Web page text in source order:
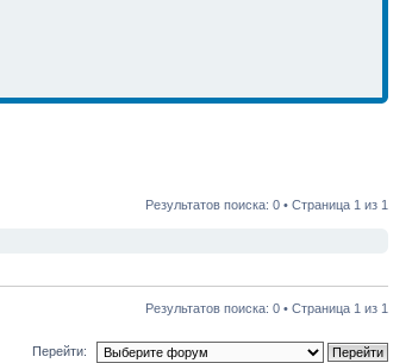
Результатов поиска: 0 • Страница 1 из 1
Результатов поиска: 0 • Страница 1 из 1
Перейти: